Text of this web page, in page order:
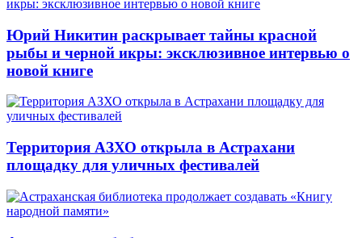
Юрий Никитин раскрывает тайны красной
рыбы и черной икры: эксклюзивное интервью о
новой книге
Территория АЗХО открыла в Астрахани
площадку для уличных фестивалей